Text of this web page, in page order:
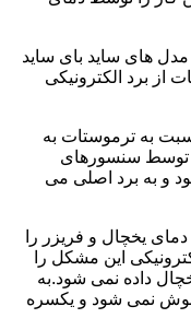
های ساید بای ساید
از برد الکترونیکی
به ترموستات به
توسط سنسورهای
و به برد اصلی می
یخچال و فریزر را
این مشکل را
داده نمی شود.به
نمی شود و یکسره